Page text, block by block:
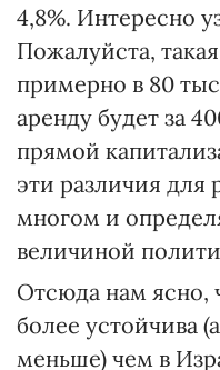
4,8%. Интересно
Пожалуйста,
примерно в 80
аренду будет за
прямой
эти различия для
многом и
величиной
Отсюда нам ясно,
более устойчива
меньше) чем в